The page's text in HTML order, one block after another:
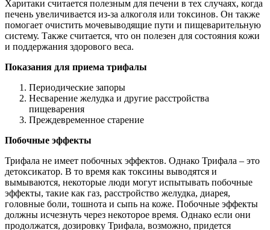
Харитаки считается полезным для печени в тех случаях, когда
печень увеличивается из-за алкоголя или токсинов. Он также
помогает очистить мочевыводящие пути и пищеварительную
систему. Также считается, что он полезен для состояния кожи
и поддержания здорового веса.
Показания для приема трифалы
Периодические запоры
Несварение желудка и другие расстройства
пищеварения
Преждевременное старение
Побочные эффекты
Трифала не имеет побочных эффектов. Однако Трифала – это
детоксикатор. В то время как токсины выводятся и
вымываются, некоторые люди могут испытывать побочные
эффекты, такие как газ, расстройство желудка, диарея,
головные боли, тошнота и сыпь на коже. Побочные эффекты
должны исчезнуть через некоторое время. Однако если они
продолжатся, дозировку Трифала, возможно, придется